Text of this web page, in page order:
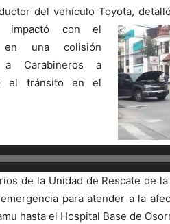
del vehículo Toyota,
impactó con el
en una colisión
a Carabineros a
el tránsito en el
de la Unidad de Rescate de
para atender a la
hasta el Hospital Base de